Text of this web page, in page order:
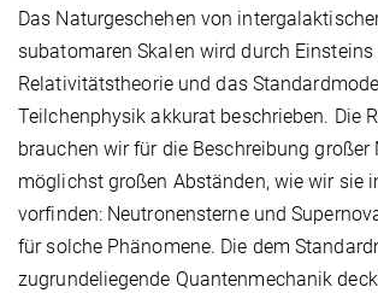
Das Naturgeschehen von
subatomaren Skalen wird durch
Relativitätstheorie und das
Teilchenphysik akkurat beschrieben. Die
brauchen wir für die Beschreibung großer
möglichst großen Abständen, wie wir sie
vorfinden: Neutronensterne und
für solche Phänomene. Die dem
zugrundeliegende Quantenmechanik